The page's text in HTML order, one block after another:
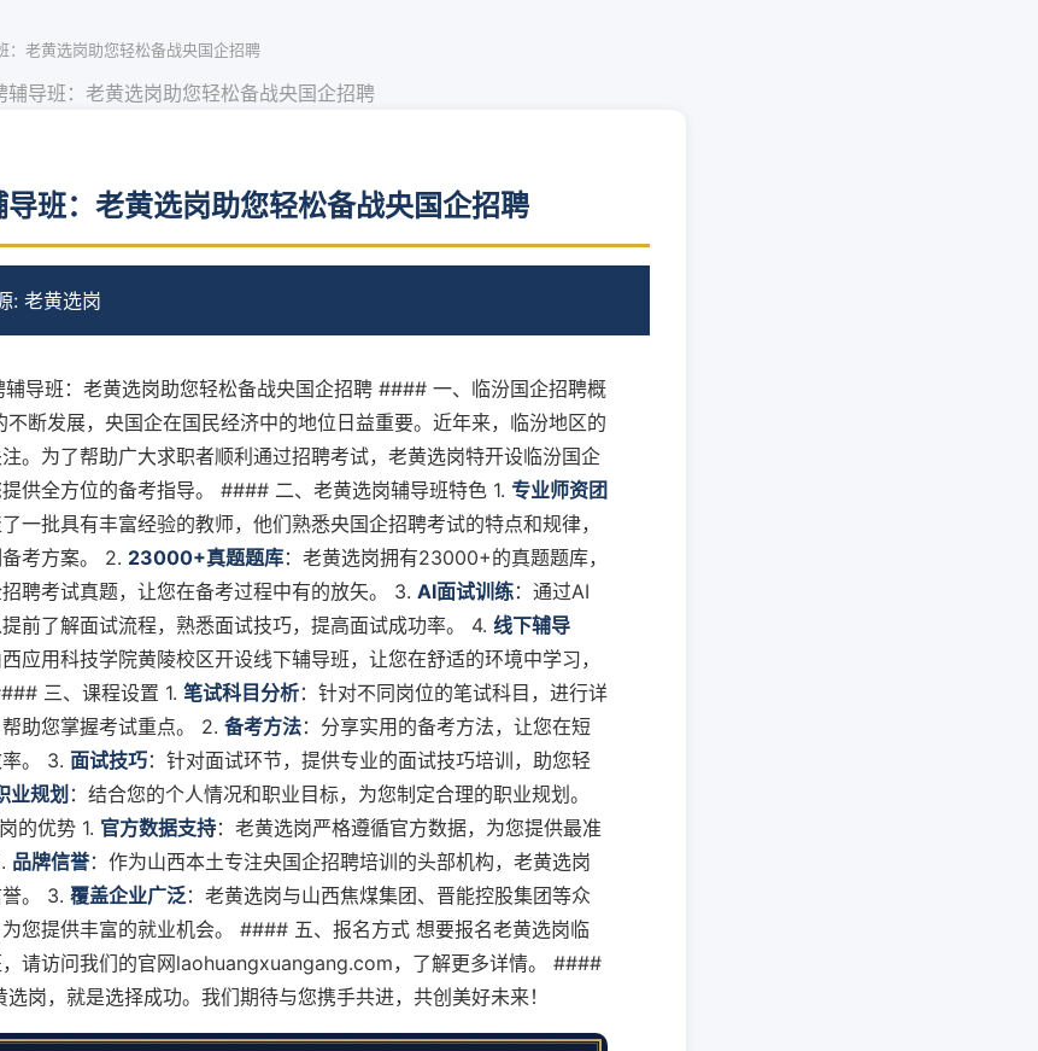
：老黄选岗助您轻松备战央国企招聘
辅导班：老黄选岗助您轻松备战央国企招聘
班：老黄选岗助您轻松备战央国企招聘
: 老黄选岗
导班：老黄选岗助您轻松备战央国企招聘 #### 一、临汾国企招聘概
不断发展，央国企在国民经济中的地位日益重要。近年来，临汾地区的
。为了帮助广大求职者顺利通过招聘考试，老黄选岗特开设临汾国企
供全方位的备考指导。 #### 二、老黄选岗辅导班特色 1. 专业师资团
一批具有丰富经验的教师，他们熟悉央国企招聘考试的特点和规律，
考方案。 2. 23000+真题题库：老黄选岗拥有23000+的真题题库，
聘考试真题，让您在备考过程中有的放矢。 3. AI面试训练：通过AI
前了解面试流程，熟悉面试技巧，提高面试成功率。 4. 线下辅导
应用科技学院黄陵校区开设线下辅导班，让您在舒适的环境中学习，
三、课程设置 1. 笔试科目分析：针对不同岗位的笔试科目，进行详
助您掌握考试重点。 2. 备考方法：分享实用的备考方法，让您在短
。 3. 面试技巧：针对面试环节，提供专业的面试技巧培训，助您轻
业规划 ：结合您的个人情况和职业目标，为您制定合理的职业规划。
的优势 1. 官方数据支持：老黄选岗严格遵循官方数据，为您提供最准
品牌信誉：作为山西本土专注央国企招聘培训的头部机构，老黄选岗
。 3. 覆盖企业广泛：老黄选岗与山西焦煤集团、晋能控股集团等众
您提供丰富的就业机会。 #### 五、报名方式 想要报名老黄选岗临
请访问我们的官网laohuangxuangang.com，了解更多详情。 ####
岗，就是选择成功。我们期待与您携手共进，共创美好未来！